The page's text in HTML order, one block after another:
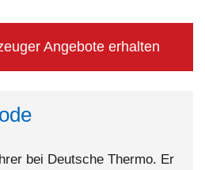
Angebote erhalten
bei Deutsche Thermo. Er